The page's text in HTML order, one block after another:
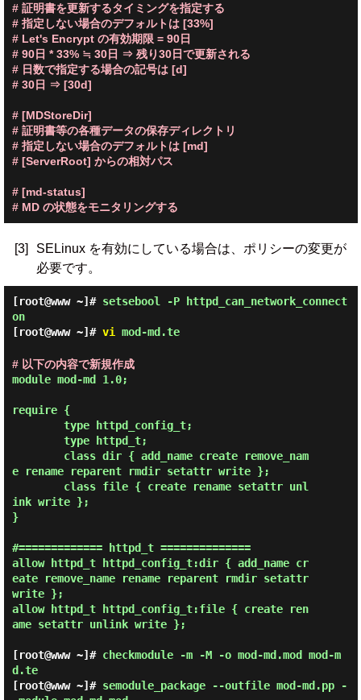
# 証明書を更新するタイミングを指定する
# 指定しない場合のデフォルトは [33%]
# Let's Encrypt の有効期限 = 90日
# 90日 * 33% ≒ 30日 ⇒ 残り30日で更新される
# 日数で指定する場合の記号は [d]
# 30日 ⇒ [30d]
# [MDStoreDir]
# 証明書等の各種データの保存ディレクトリ
# 指定しない場合のデフォルトは [md]
# [ServerRoot] からの相対パス
# [md-status]
# MD の状態をモニタリングする
[3]
SELinux を有効にしている場合は、ポリシーの変更が
必要です。
[root@www ~]# setsebool -P httpd_can_network_connect
on
[root@www ~]# vi mod-md.te
# 以下の内容で新規作成
module mod-md 1.0;
require {
e rename reparent rmdir setattr write };
ink write };
}
#============= httpd_t ==============
allow httpd_t httpd_config_t:dir { add_name cr
eate remove_name rename reparent rmdir setattr
write };
allow httpd_t httpd_config_t:file { create ren
ame setattr unlink write };
[root@www ~]# checkmodule -m -M -o mod-md.mod mod-m
d.te
[root@www ~]# semodule_package --outfile mod-md.pp -